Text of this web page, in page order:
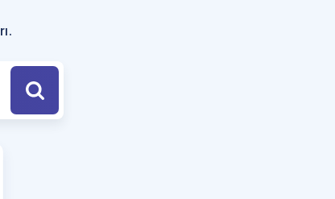
için Öneriler
Takvimde
İlgili Haberler